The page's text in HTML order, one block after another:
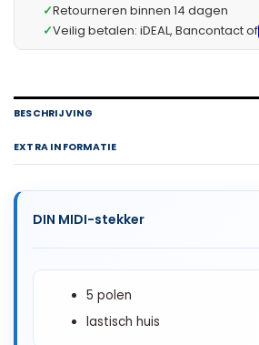
✓Retourneren binnen 14 dagen
✓Veilig betalen: iDEAL, Bancontact of
BESCHRIJVING
EXTRA INFORMATIE
DIN MIDI-stekker
5 polen
lastisch huis